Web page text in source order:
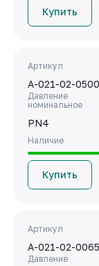
Купить
Артикул
A-021-02-
Давление
номинальное
PN4
Наличие
Купить
Артикул
A-021-02-
Давление